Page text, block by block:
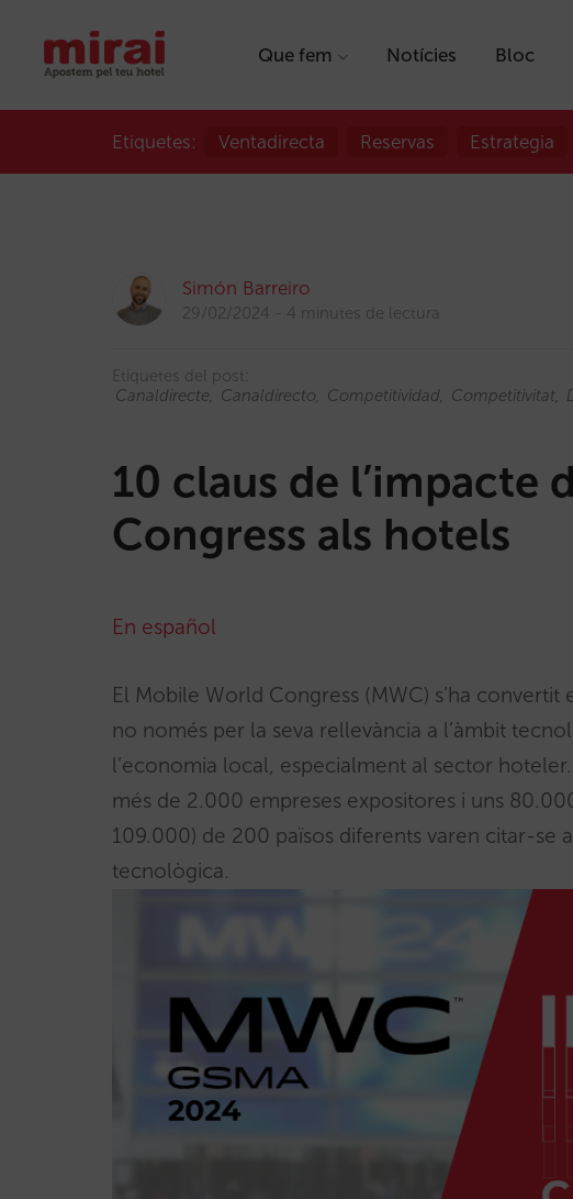
Que fem Notícies Bloc
Etiquetes: Ventadirecta Reservas Estrategia
Simón Barreiro
29/02/2024 4 minutes de lectura
Etiquetes del post:
Canaldirecte
Canaldirecto Competitividad Competitivitat
10 claus de l’impacte
Congress als hotels
En español
El Mobile World Congress (MWC) s’ha
no només per la seva rellevància a l’àmbit
l’economia local, especialment al sector
més de 2.000 empreses expositores i uns
109.000) de 200 països diferents varen citar-se
tecnològica.